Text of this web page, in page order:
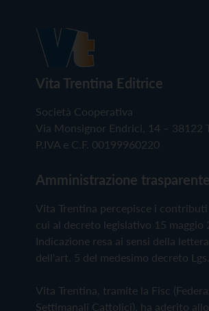
Vita Trentina Editrice
Società Cooperativa
Via Monsignor Endrici, 14 – 38122
P.IVA e C.F. 00199960220
Amministrazione trasparente
Vita Trentina percepisce i
cui al decreto legislativo 15 maggio
Indicazione resa ai sensi della
dell'art. 5 del medesimo decreto Lgs.
Vita Trentina, tramite la Fisc
Settimanali Cattolici), ha aderito